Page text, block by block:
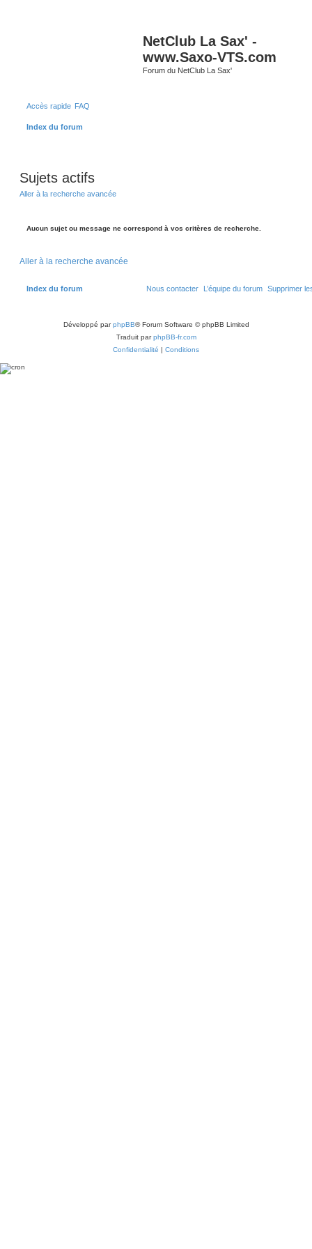
NetClub La Sax' -
www.Saxo-VTS.com
Forum du NetClub La Sax'
Accès rapide FAQ
Index du forum
Sujets actifs
Aller à la recherche avancée
Aucun sujet ou message ne correspond à vos critères de recherche.
Aller à la recherche avancée
Index du forum Supprimer
L’équipe du forum
Nous contacter
Développé parphpBB® Forum Software © phpBB Limited
Traduit parphpBB-fr.com
Confidentialité | Conditions